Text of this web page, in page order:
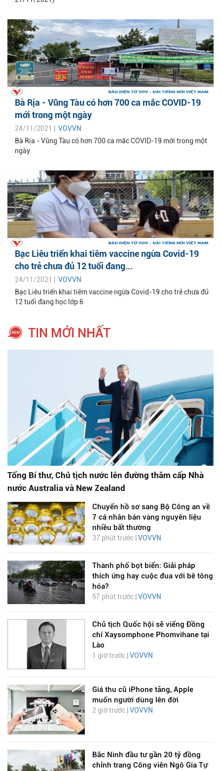
Bà Rịa - Vũng Tàu có hơn 700 ca mắc COVID-19
mới trong một ngày
24/11/2021 | VOVVN
Bà Rịa - Vũng Tàu có hơn 700 ca mắc COVID-19 mới trong một
ngày
Bạc Liêu triển khai tiêm vaccine ngừa Covid-19
cho trẻ chưa đủ 12 tuổi đang...
24/11/2021 | VOVVN
Bạc Liêu triển khai tiêm vaccine ngừa Covid-19 cho trẻ chưa đủ
12 tuổi đang học lớp 6
TIN MỚI NHẤT
Tổng Bí thư, Chủ tịch nước lên đường thăm cấp Nhà
nước Australia và New Zealand
Chuyển hồ sơ sang Bộ Công an về
7 cá nhân bán vàng nguyên liệu
nhiều bất thường
37 phút trước | VOVVN
Thành phố bọt biển: Giải pháp
thích ứng hay cuộc đua với bê tông
hóa?
57 phút trước | VOVVN
Chủ tịch Quốc hội sẽ viếng Đồng
chí Xaysomphone Phomvihane tại
Lào
1 giờ trước | VOVVN
Giá thu cũ iPhone tăng, Apple
muốn người dùng lên đời
2 giờ trước | VOVVN
Bắc Ninh đầu tư gần 20 tỷ đồng
chỉnh trang Công viên Ngô Gia Tự